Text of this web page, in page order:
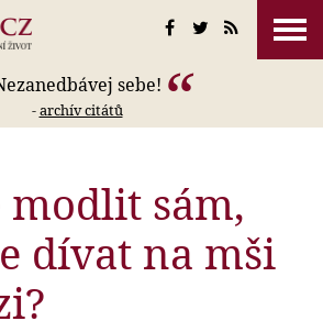
sebe!
-archív citátů
modlit sám,
dívat na mši